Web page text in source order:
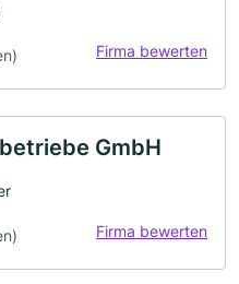
Firma bewerten
GmbH
Firma bewerten